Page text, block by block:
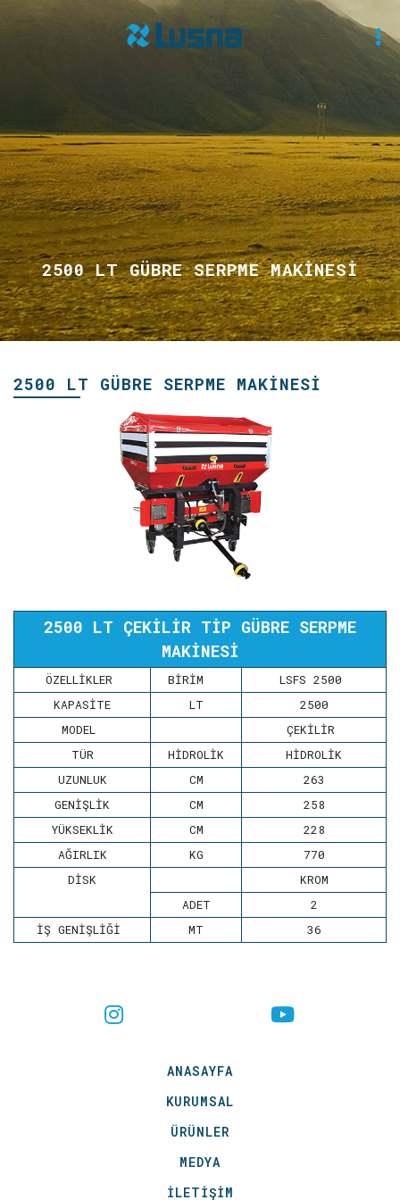
2500 LT GÜBRE SERPME MAKİNESİ
2500 LT GÜBRE SERPME MAKİNESİ
2500 LT ÇEKİLİR TİP GÜBRE SERPME
MAKİNESİ
ÖZELLİKLER BİRİM
LSFS 2500
KAPASİTE
LT
2500
MODEL
ÇEKİLİR
TÜR
HİDROLİK
HİDROLİK
UZUNLUK
CM
263
GENİŞLİK
CM
258
YÜKSEKLİK
CM
228
AĞIRLIK
KG
770
DİSK
KROM
ADET
2
İŞ GENİŞLİĞİ
MT 36
ANASAYFA
KURUMSAL
ÜRÜNLER
MEDYA
İLETİŞİM